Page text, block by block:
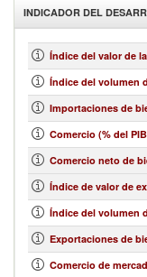
INDICADOR DEL
Índice del valor de
Índice del volumen
Importaciones de
Comercio (% del
Comercio neto de
Índice de valor de
Índice del volumen
Exportaciones de
Comercio de